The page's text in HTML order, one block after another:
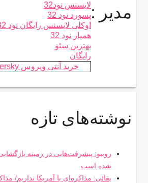
مدیر :لایسنس نود32
پسورد نود 32
اوکلی لایسنس رایگان نود 32
همیار نود 32
بهترین سئو
رایگان
خرید آنتی ویروس Kaspersky
نوشته‌های تازه
روبیو: پیشرفت‌هایی در زمینه
شده است
بقائی: مذاکره‌ای با آمریکا نداریم/